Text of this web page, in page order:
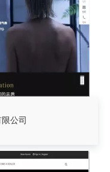
公司